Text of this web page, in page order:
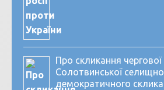
Про скликання чергової
Солотвинської
демократичного